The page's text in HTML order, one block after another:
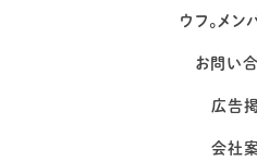
ウフ。メン
お問い
広告
会社